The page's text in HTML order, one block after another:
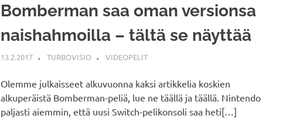
Bomberman saa oman versionsa
naishahmoilla – tältä se näyttää
13.2.2017 TURBOVISIO VIDEOPELIT
Olemme julkaisseet alkuvuonna kaksi artikkelia koskien
alkuperäistä Bomberman-peliä, lue ne täällä ja täällä. Nintendo
paljasti aiemmin, että uusi Switch-pelikonsoli saa heti[…]